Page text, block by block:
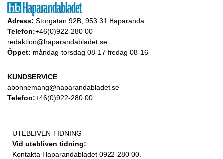
Adress: Storgatan 92B, 953 31 Haparanda
Telefon:+46(0)922-280 00
redaktion@haparandabladet.se
Öppet: måndag-torsdag 08-17 fredag 08-16
KUNDSERVICE
abonnemang@haparandabladet.se
Telefon:+46(0)922-280 00
UTEBLIVEN TIDNING
Vid utebliven tidning:
Kontakta Haparandabladet 0922-280 00.